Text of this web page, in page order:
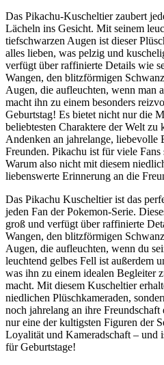
Das Pikachu-Kuscheltier zaubert
Lächeln ins Gesicht. Mit seinem
tiefschwarzen Augen ist dieser
alles lieben, was pelzig und
verfügt über raffinierte Details wie
Wangen, den blitzförmigen
Augen, die aufleuchten, wenn man
macht ihn zu einem besonders
Geburtstag! Es bietet nicht nur die
beliebtesten Charaktere der Welt zu
Andenken an jahrelange, liebevolle
Freunden. Pikachu ist für viele Fans
Warum also nicht mit diesem
liebenswerte Erinnerung an die
Das Pikachu Kuscheltier ist das
jeden Fan der Pokemon-Serie.
groß und verfügt über raffinierte
Wangen, den blitzförmigen
Augen, die aufleuchten, wenn du
leuchtend gelbes Fell ist außerdem
was ihn zu einem idealen Begleiter
macht. Mit diesem Kuscheltier
niedlichen Plüschkameraden,
noch jahrelang an ihre
nur eine der kultigsten Figuren der
Loyalität und Kameradschaft – und
für Geburtstage!